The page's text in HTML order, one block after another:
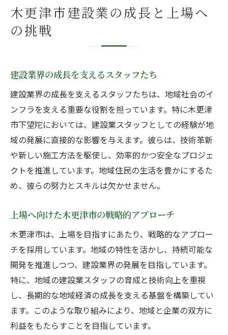
木更津市建設業の成長と上場へ
の挑戦
建設業界の成長を支えるスタッフたち
建設業界の成長を支えるスタッフたちは、地域社会のイ
ンフラを支える重要な役割を担っています。特に木更津
市下望陀においては、建設業スタッフとしての経験が地
域の発展に直接的な影響を与えます。彼らは、技術革新
や新しい施工方法を駆使し、効率的かつ安全なプロジェ
クトを推進しています。地域住民の生活を豊かにするた
め、彼らの努力とスキルは欠かせません。
上場へ向けた木更津市の戦略的アプローチ
木更津市は、上場を目指すにあたり、戦略的なアプロー
チを採用しています。地域の特性を活かし、持続可能な
開発を推進しつつ、建設業界の発展を目指しています。
特に、地域の建設業スタッフの育成と技術向上を重視
し、長期的な地域経済の成長を支える基盤を構築してい
ます。このような取り組みにより、地域と企業の双方に
利益をもたらすことを目指しています。